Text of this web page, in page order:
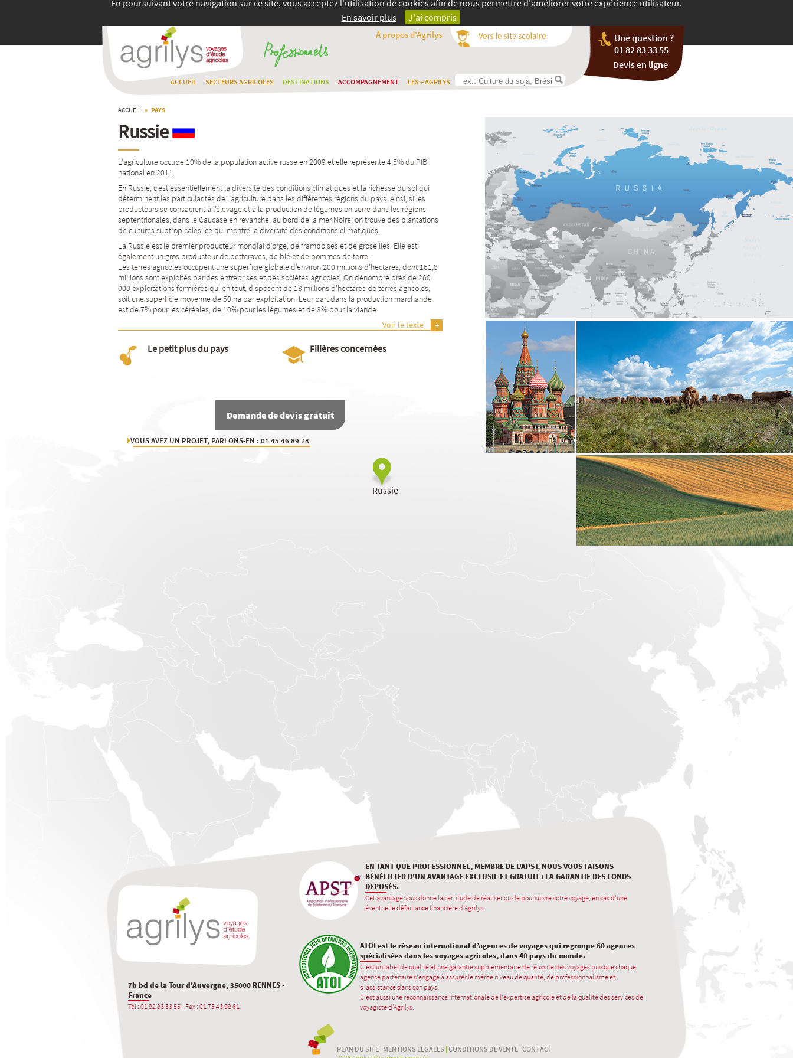
En poursuivant votre navigation sur ce site, vous acceptez l'utilisation de cookies afin de nous permettre d'améliorer votre expérience utilisateur.
En savoir plus
J'ai compris
Une question ?
01 82 83 33 55
Devis en ligne
À propos d'Agrilys
ACCUEIL SECTEURS AGRICOLES DESTINATIONS ACCOMPAGNEMENT LES + AGRILYS
ACCUEIL » PAYS
Russie
L’agriculture occupe 10% de la population active russe en 2009 et elle représente 4,5% du PIB
national en 2011.
En Russie, c’est essentiellement la diversité des conditions climatiques et la richesse du sol qui
déterminent les particularités de l’agriculture dans les différentes régions du pays. Ainsi, si les
producteurs se consacrent à l’élevage et à la production de légumes en serre dans les régions
septentrionales, dans le Caucase en revanche, au bord de la mer Noire, on trouve des plantations
de cultures subtropicales, ce qui montre la diversité des conditions climatiques.
La Russie est le premier producteur mondial d’orge, de framboises et de groseilles. Elle est
également un gros producteur de betteraves, de blé et de pommes de terre.
Les terres agricoles occupent une superficie globale d’environ 200 millions d’hectares, dont 161,8
millions sont exploités par des entreprises et des sociétés agricoles. On dénombre près de 260
000 exploitations fermières qui en tout, disposent de 13 millions d’hectares de terres agricoles,
soit une superficie moyenne de 50 ha par exploitation. Leur part dans la production marchande
est de 7% pour les céréales, de 10% pour les légumes et de 3% pour la viande.
Voir le texte
Le petit plus du pays Filières concernées
Demande de devis gratuit
VOUS AVEZ UN PROJET, PARLONS-EN : 01 45 46 89 78
Russie
7b bd de la Tour d’Auvergne, 35000 RENNES -
France
Tel : 01 82 83 33 55 - Fax : 01 75 43 98 61
EN TANT QUE PROFESSIONNEL, MEMBRE DE L'APST, NOUS VOUS FAISONS
BÉNÉFICIER D'UN AVANTAGE EXCLUSIF ET GRATUIT : LA GARANTIE DES FONDS
DEPOSÉS.
Cet avantage vous donne la certitude de réaliser ou de poursuivre votre voyage, en cas d'une
éventuelle défaillance financière d'Agrilys.
ATOI est le réseau international d’agences de voyages qui regroupe 60 agences
spécialisées dans les voyages agricoles, dans 40 pays du monde.
C’est un label de qualité et une garantie supplémentaire de réussite des voyages puisque chaque
agence partenaire s’engage à assurer le même niveau de qualité, de professionnalisme et
d’assistance dans son pays.
C’est aussi une reconnaissance internationale de l’expertise agricole et de la qualité des services de
voyagiste d'Agrilys.
PLAN DU SITE | MENTIONS LÉGALES | CONDITIONS DE VENTE | CONTACT